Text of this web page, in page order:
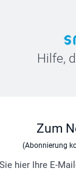
Hilfe,
Zum
(Abonnierung
hier Ihre E-